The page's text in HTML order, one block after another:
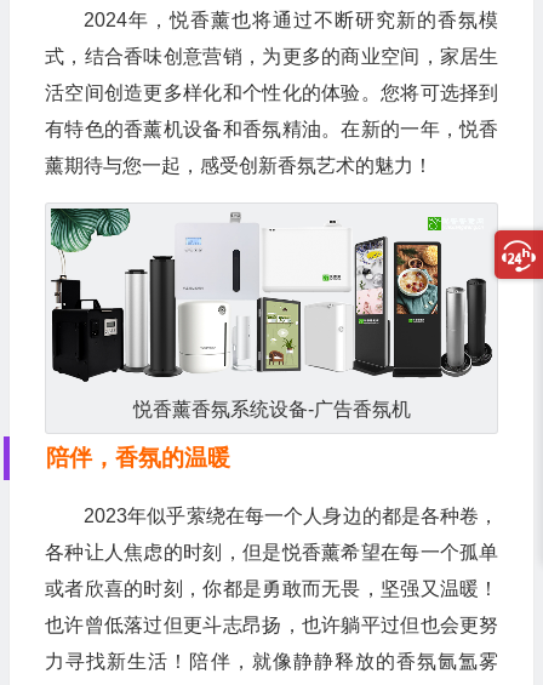
2024年，悦香薰也将通过不断研究新的香氛模
式，结合香味创意营销，为更多的商业空间，家居生
活空间创造更多样化和个性化的体验。您将可选择到
有特色的香薰机设备和香氛精油。在新的一年，悦香
薰期待与您一起，感受创新香氛艺术的魅力！
悦香薰香氛系统设备-广告香氛机
陪伴，香氛的温暖
2023年似乎萦绕在每一个人身边的都是各种卷，
各种让人焦虑的时刻，但是悦香薰希望在每一个孤单
或者欣喜的时刻，你都是勇敢而无畏，坚强又温暖！
也许曾低落过但更斗志昂扬，也许躺平过但也会更努
力寻找新生活！陪伴，就像静静释放的香氛氤氲雾